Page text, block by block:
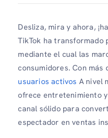
Desliza, mira y ahora,
TikTok ha transformado
mediante el cual las
consumidores. Con más
usuarios activos A nivel
ofrece entretenimiento
canal sólido para
espectador en ventas